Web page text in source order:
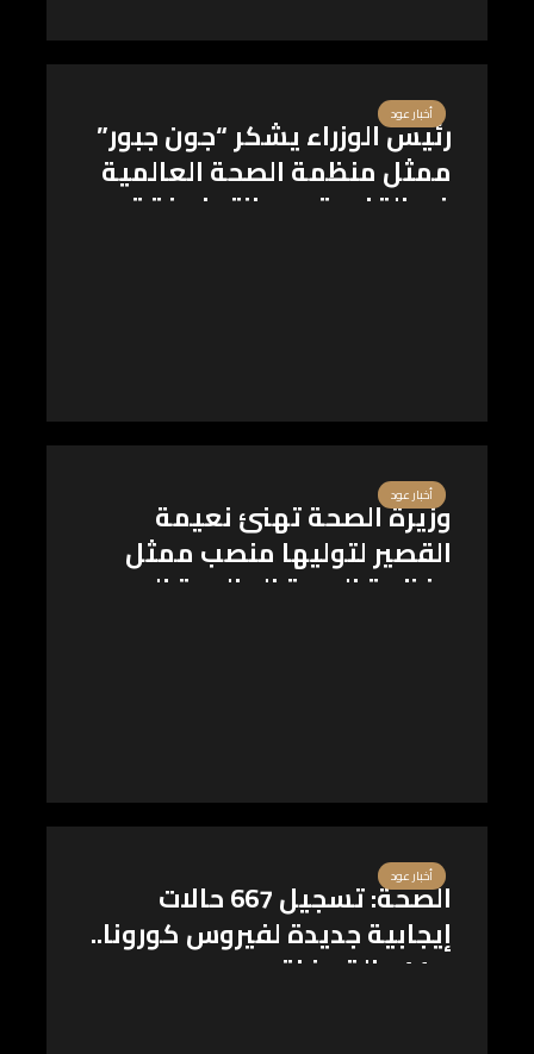
أخبار عود
رئيس الوزراء يشكر “جون جبور”
ممثل منظمة الصحة العالمية
فى القاهرة بعد انتهاء فترته ..
أخبار عود
وزيرة الصحة تهنئ نعيمة
القصير لتوليها منصب ممثل
منظمة الصحة العالمية الجديد
أخبار عود الصحة: تسجيل 667 حالات
إيجابية جديدة لفيروس كورونا..